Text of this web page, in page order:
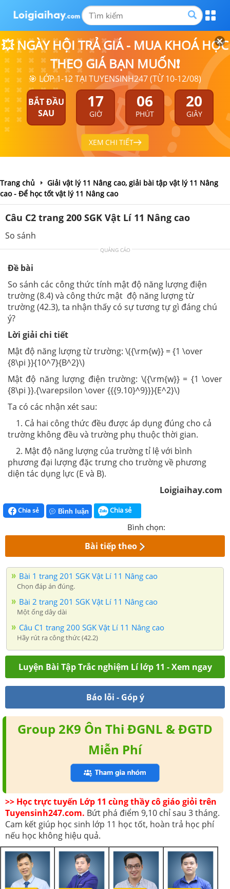
💥 NGÀY HỘI TRẢ GIÁ - MUA KHOÁ HỌC
THEO GIÁ BẠN MUỐN❗
🎯 LỚP 1-12 TẠI TUYENSINH247 (TỪ 10-12/08)
BẮT ĐẦU
SAU
17
GIỜ
06
PHÚT
19
GIÂY
XEM CHI TIẾT
Trang chủ
Giải vật lý 11 Nâng cao, giải bài tập vật lý 11 Nâng
cao - Để học tốt vật lý 11 Nâng cao
Câu C2 trang 200 SGK Vật Lí 11 Nâng cao
So sánh
QUẢNG CÁO
Đề bài
So sánh các công thức tính mật độ năng lượng điện
trường (8.4) và công thức mật độ năng lượng từ
trường (42.3), ta nhận thấy có sự tương tự gì đáng chú
ý?
Lời giải chi tiết
Mật độ năng lượng từ trường: \({\rm{w}} = {1 \over
{8\pi }}{10^7}{B^2}\)
Mật độ năng lượng điện trường: \({\rm{w}} = {1 \over
{8\pi }}.{\varepsilon \over {{{9.10}^9}}}{E^2}\)
Ta có các nhận xét sau:
1. Cả hai công thức đều được áp dụng đúng cho cả
trường không đều và trường phụ thuộc thời gian.
2. Mật độ năng lượng của trường tỉ lệ với bình
phương đại lượng đặc trưng cho trường về phương
diện tác dụng lực (E và B).
Loigiaihay.com
Chia sẻ Bình luận Chia sẻ
Bình chọn:
Bài tiếp theo
Bài 1 trang 201 SGK Vật Lí 11 Nâng cao
Chọn đáp án đúng.
Bài 2 trang 201 SGK Vật Lí 11 Nâng cao
Một ống dây dài
Câu C1 trang 200 SGK Vật Lí 11 Nâng cao
Hãy rút ra công thức (42.2)
Luyện Bài Tập Trắc nghiệm Lí lớp 11 - Xem ngay
Báo lỗi - Góp ý
Group 2K9 Ôn Thi ĐGNL & ĐGTD
Miễn Phí
>> Học trực tuyến Lớp 11 cùng thầy cô giáo giỏi trên
Tuyensinh247.com. Bứt phá điểm 9,10 chỉ sau 3 tháng.
Cam kết giúp học sinh lớp 11 học tốt, hoàn trả học phí
nếu học không hiệu quả.